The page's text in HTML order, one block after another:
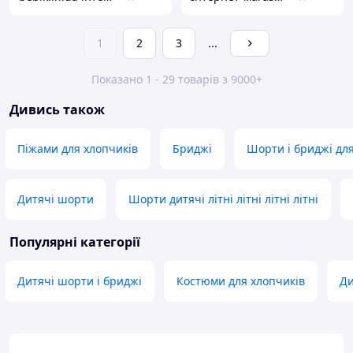
1 2 3 ...
Показано 1 - 29 товарів з 9000+
Дивись також
Піжами для хлопчиків Бриджі Шорти і бриджі
Дитячі шорти Шорти дитячі літні літні літні літні
Популярні категорії
Дитячі шорти і бриджі Костюми для хлопчиків